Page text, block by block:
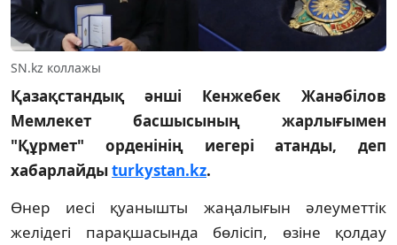
SN.kz коллажы
Қазақстандық әнші Кенжебек Жанәбілов
Мемлекет басшысының жарлығымен
"Құрмет" орденінің иегері атанды, деп
хабарлайдыturkystan.kz.
Өнер иесі қуанышты жаңалығын әлеуметтік
желідегі парақшасында бөлісіп, өзіне қолдау